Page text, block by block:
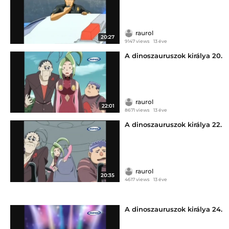
20:27
raurol
9147 views 13 éve
22:01
A dinoszauruszok királya 20.
raurol
8671 views 13 éve
20:35
A dinoszauruszok királya 22.
raurol
4617 views 13 éve
A dinoszauruszok királya 24.